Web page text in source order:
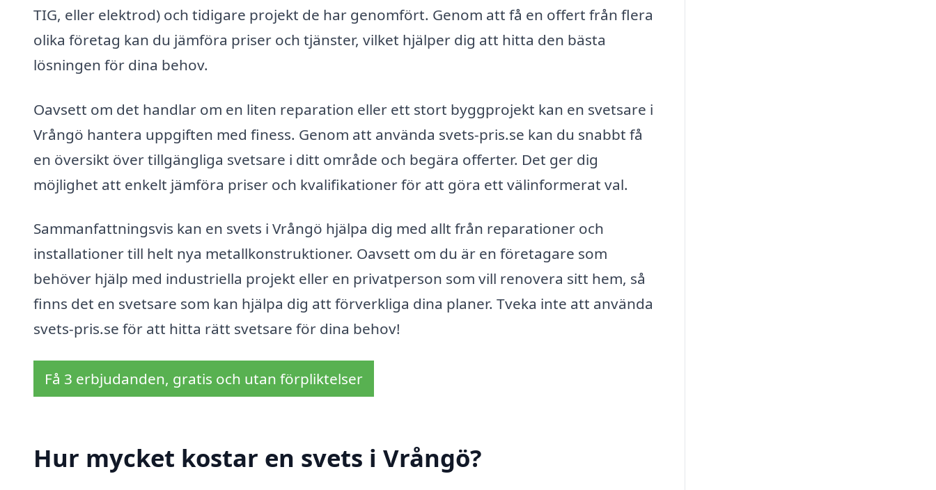
TIG, eller elektrod) och tidigare projekt de har genomfört. Genom att få en offert från flera
olika företag kan du jämföra priser och tjänster, vilket hjälper dig att hitta den bästa
lösningen för dina behov.
Oavsett om det handlar om en liten reparation eller ett stort byggprojekt kan en svetsare i
Vrångö hantera uppgiften med finess. Genom att använda svets-pris.se kan du snabbt få
en översikt över tillgängliga svetsare i ditt område och begära offerter. Det ger dig
möjlighet att enkelt jämföra priser och kvalifikationer för att göra ett välinformerat val.
Sammanfattningsvis kan en svets i Vrångö hjälpa dig med allt från reparationer och
installationer till helt nya metallkonstruktioner. Oavsett om du är en företagare som
behöver hjälp med industriella projekt eller en privatperson som vill renovera sitt hem, så
finns det en svetsare som kan hjälpa dig att förverkliga dina planer. Tveka inte att använda
svets-pris.se för att hitta rätt svetsare för dina behov!
Få 3 erbjudanden, gratis och utan förpliktelser
Hur mycket kostar en svets i Vrångö?